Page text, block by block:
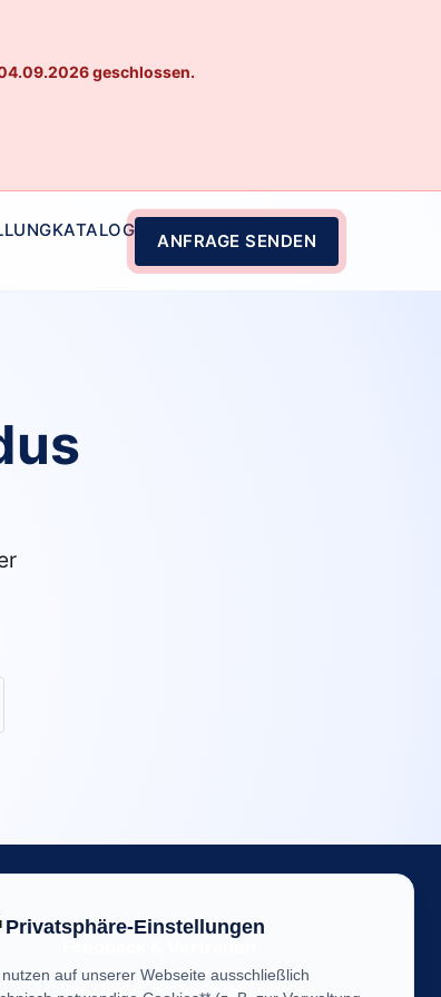
geschlossen.
KATALOG
ANFRAGE SENDEN
Ihre Meinung ist uns wichtig! Helfen
Privatsphäre-Einstellungen
auf unserer Webseite ausschließlich